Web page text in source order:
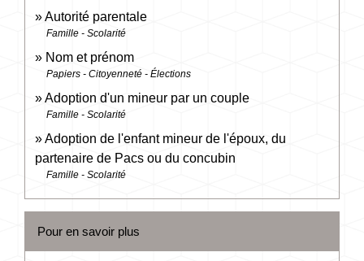
Autorité parentale
Famille - Scolarité
Nom et prénom
Papiers - Citoyenneté - Élections
Adoption d'un mineur par un couple
Famille - Scolarité
Adoption de l'enfant mineur de l'époux, du
partenaire de Pacs ou du concubin
Famille - Scolarité
Pour en savoir plus